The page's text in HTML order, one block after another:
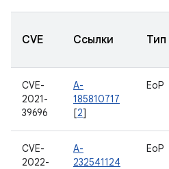
CVE Ссылки Тип
CVE-
2021-
39696
A-
185810717
[2]
EoP
CVE-
2022-
A-
232541124
EoP